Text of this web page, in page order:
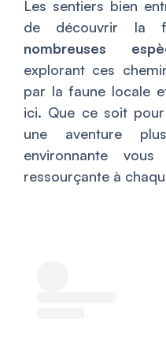
Les sentiers bien
de découvrir la
nombreuses
explorant ces
par la faune locale
ici. Que ce soit
une aventure
environnante
ressourçante à